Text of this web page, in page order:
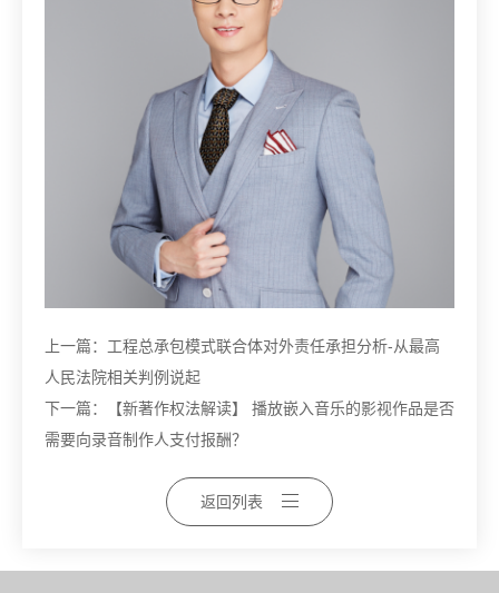
上一篇： 工程总承包模式联合体对外责任承担分析-从最高
人民法院相关判例说起
下一篇：
【新著作权法解读】 播放嵌入音乐的影视作品是否
需要向录音制作人支付报酬？
返回列表